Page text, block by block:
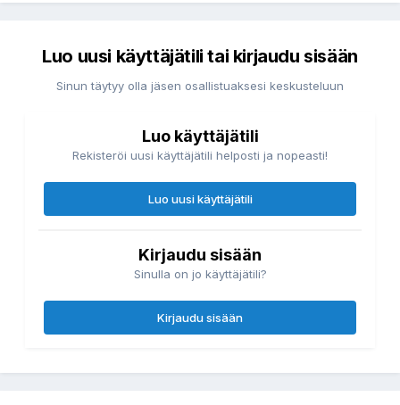
Luo uusi käyttäjätili tai kirjaudu sisään
Sinun täytyy olla jäsen osallistuaksesi keskusteluun
Luo käyttäjätili
Rekisteröi uusi käyttäjätili helposti ja nopeasti!
Luo uusi käyttäjätili
Kirjaudu sisään
Sinulla on jo käyttäjätili?
Kirjaudu sisään